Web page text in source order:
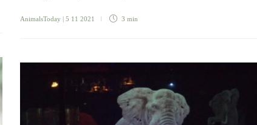
AnimalsToday | 5 11 2021 3 min